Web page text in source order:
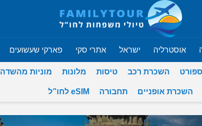
אוסטרליה ישראל אתרי סקי פארקי שעשועים
ספורט השכרת רכב טיסות מלונות מוניות מהשדה
השכרת אופניים תחבורה eSIM לחו”ל